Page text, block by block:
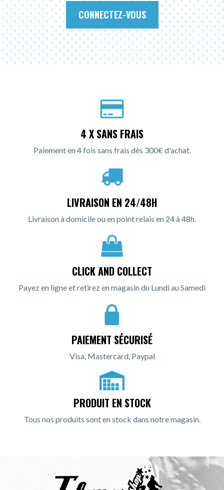
CONNECTEZ-VOUS
4 X SANS FRAIS
Paiement en 4 fois sans frais dès 300€ d'achat.
LIVRAISON EN 24/48H
Livraison à domicile ou en point relais en 24 à 48h.
CLICK AND COLLECT
Payez en ligne et retirez en magasin du Lundi au Samedi
PAIEMENT SÉCURISÉ
Visa, Mastercard, Paypal
PRODUIT EN STOCK
Tous nos produits sont en stock dans notre magasin.